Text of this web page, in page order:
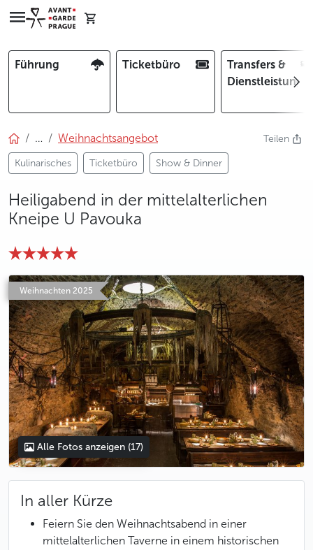
Führung Ticketbüro
Transfers &
… Weihnachtsangebot
Kulinarisches Ticketbüro Show & Dinner
Teilen
Heiligabend in der mittelalterlichen
Kneipe U Pavouka
Weihnachten 2025
photo 5
photo 6
photo 7
photo 8
photo 9
photo 10
photo 11
photo 12
photo 13
photo 14
photo 15
photo 16
photo 17
Alle Fotos anzeigen (17)
In aller Kürze
Feiern Sie den Weihnachtsabend in einer
mittelalterlichen Taverne in einem historischen